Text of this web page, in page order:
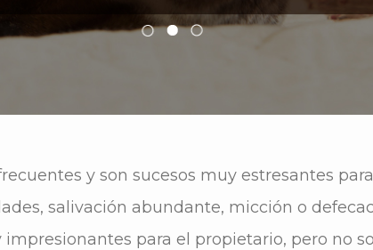
y son sucesos muy estresantes
salivación abundante, micción o
para el propietario, pero no